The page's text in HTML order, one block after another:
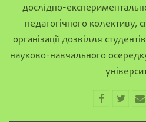
дослідно-
педагогічного колективу,
організації дозвілля
науково-навчального